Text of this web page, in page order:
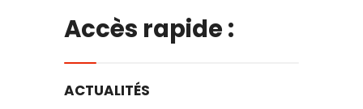
Accès rapide :
ACTUALITÉS